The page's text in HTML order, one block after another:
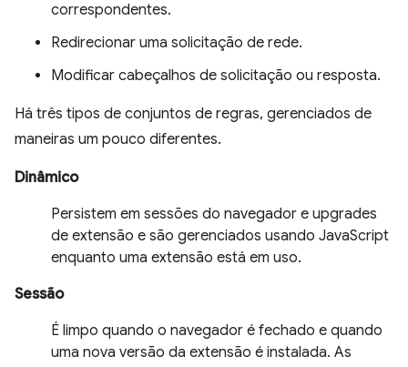
correspondentes.
Redirecionar uma solicitação de rede.
Modificar cabeçalhos de solicitação ou resposta.
Há três tipos de conjuntos de regras, gerenciados de
maneiras um pouco diferentes.
Dinâmico
Persistem em sessões do navegador e upgrades
de extensão e são gerenciados usando JavaScript
enquanto uma extensão está em uso.
Sessão
É limpo quando o navegador é fechado e quando
uma nova versão da extensão é instalada. As